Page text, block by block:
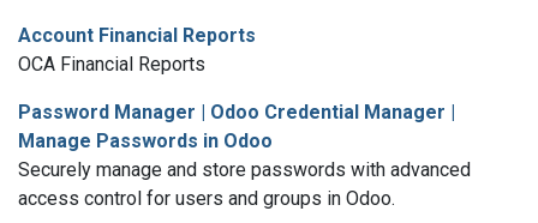
Account Financial Reports
OCA Financial Reports
Password Manager | Odoo Credential Manager |
Manage Passwords in Odoo
Securely manage and store passwords with advanced
access control for users and groups in Odoo.